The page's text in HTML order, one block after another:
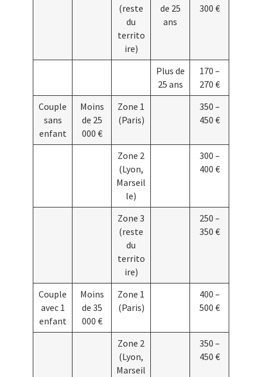
(reste
du
territo
ire)
de 25
ans
300 €
Plus de
25 ans
170 –
270 €
Couple
sans
enfant
Moins
de 25
000 €
Zone 1
(Paris)
350 –
450 €
Zone 2
(Lyon,
Marseil
le)
300 –
400 €
Zone 3
(reste
du
territo
ire)
250 –
350 €
Couple
avec 1
enfant
Moins
de 35
000 €
Zone 1
(Paris)
400 –
500 €
Zone 2
(Lyon,
Marseil
350 –
450 €